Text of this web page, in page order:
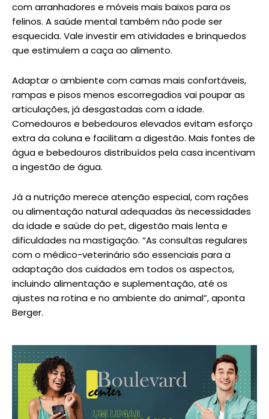
com arranhadores e móveis mais baixos para os
felinos. A saúde mental também não pode ser
esquecida. Vale investir em atividades e brinquedos
que estimulem a caça ao alimento.
Adaptar o ambiente com camas mais confortáveis,
rampas e pisos menos escorregadios vai poupar as
articulações, já desgastadas com a idade.
Comedouros e bebedouros elevados evitam esforço
extra da coluna e facilitam a digestão. Mais fontes de
água e bebedouros distribuídos pela casa incentivam
a ingestão de água.
Já a nutrição merece atenção especial, com rações
ou alimentação natural adequadas às necessidades
da idade e saúde do pet, digestão mais lenta e
dificuldades na mastigação. “As consultas regulares
com o médico-veterinário são essenciais para a
adaptação dos cuidados em todos os aspectos,
incluindo alimentação e suplementação, até os
ajustes na rotina e no ambiente do animal”, aponta
Berger.